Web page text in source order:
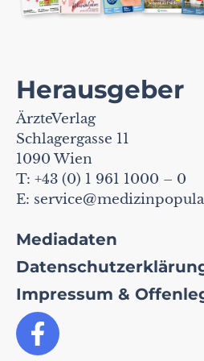
Herausgeber
ÄrzteVerlag
Schlagergasse 11
1090 Wien
T: +43 (0) 1 961 1000 – 0
E:
Mediadaten
Impressum &